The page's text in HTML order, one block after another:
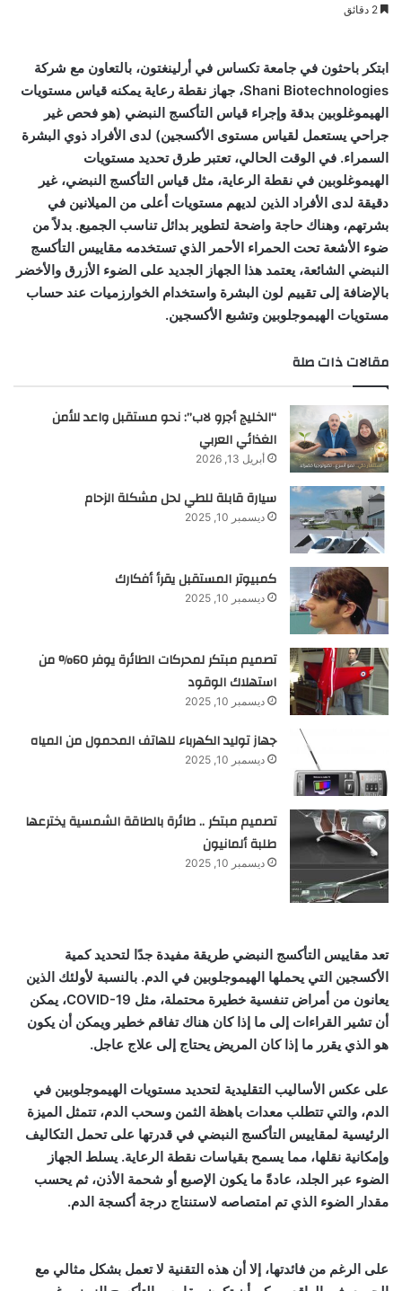
ابتكر باحثون في جامعة تكساس في أرلينغتون، بالتعاون مع شركة
Shani Biotechnologies، جهاز نقطة رعاية يمكنه قياس مستويات
الهيموغلوبين بدقة وإجراء قياس التأكسج النبضي (هو فحص غير
جراحي يستعمل لقياس مستوى الأكسجين) لدى الأفراد ذوي البشرة
السمراء. في الوقت الحالي، تعتبر طرق تحديد مستويات
الهيموغلوبين في نقطة الرعاية، مثل قياس التأكسج النبضي، غير
دقيقة لدى الأفراد الذين لديهم مستويات أعلى من الميلانين في
بشرتهم، وهناك حاجة واضحة لتطوير بدائل تناسب الجميع. بدلاً من
ضوء الأشعة تحت الحمراء الأحمر الذي تستخدمه مقاييس التأكسج
النبضي الشائعة، يعتمد هذا الجهاز الجديد على الضوء الأزرق والأخضر
بالإضافة إلى تقييم لون البشرة واستخدام الخوارزميات عند حساب
مستويات الهيموجلوبين وتشبع الأكسجين.
مقالات ذات صلة
“الخليج أجرو لاب”: نحو مستقبل واعد للأمن
الغذائي العربي
أبريل 13, 2026
سيارة قابلة للطي لحل مشكلة الزحام
ديسمبر 10, 2025
كمبيوتر المستقبل يقرأ أفكارك
ديسمبر 10, 2025
تصميم مبتكر لمحركات الطائرة يوفر 60% من
استهلاك الوقود
ديسمبر 10, 2025
جهاز توليد الكهرباء للهاتف المحمول من المياه
ديسمبر 10, 2025
تصميم مبتكر .. طائرة بالطاقة الشمسية يخترعها
طلبة ألمانيون
ديسمبر 10, 2025
تعد مقاييس التأكسج النبضي طريقة مفيدة جدًا لتحديد كمية
الأكسجين التي يحملها الهيموجلوبين في الدم. بالنسبة لأولئك الذين
يعانون من أمراض تنفسية خطيرة محتملة، مثل COVID-19، يمكن
أن تشير القراءات إلى ما إذا كان هناك تفاقم خطير ويمكن أن يكون
هو الذي يقرر ما إذا كان المريض يحتاج إلى علاج عاجل.
على عكس الأساليب التقليدية لتحديد مستويات الهيموجلوبين في
الدم، والتي تتطلب معدات باهظة الثمن وسحب الدم، تتمثل الميزة
الرئيسية لمقاييس التأكسج النبضي في قدرتها على تحمل التكاليف
وإمكانية نقلها، مما يسمح بقياسات نقطة الرعاية. يسلط الجهاز
الضوء عبر الجلد، عادةً ما يكون الإصبع أو شحمة الأذن، ثم يحسب
مقدار الضوء الذي تم امتصاصه لاستنتاج درجة أكسجة الدم.
على الرغم من فائدتها، إلا أن هذه التقنية لا تعمل بشكل مثالي مع